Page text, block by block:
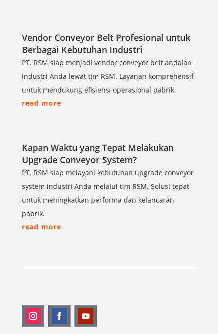
Vendor Conveyor Belt Profesional untuk
Berbagai Kebutuhan Industri
PT. RSM siap menjadi vendor conveyor belt andalan
industri Anda lewat tim RSM. Layanan komprehensif
untuk mendukung efisiensi operasional pabrik.
read more
Kapan Waktu yang Tepat Melakukan
Upgrade Conveyor System?
PT. RSM siap melayani kebutuhan upgrade conveyor
system industri Anda melalui tim RSM. Solusi tepat
untuk meningkatkan performa dan kelancaran
pabrik.
read more